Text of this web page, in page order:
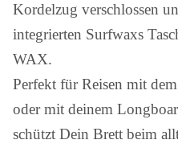
Kordelzug verschlossen
integrierten Surfwaxs
WAX.
Perfekt für Reisen mit
oder mit deinem
schützt Dein Brett beim